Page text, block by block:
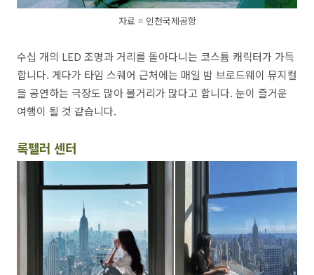
자료 = 인천국제공항
수십 개의 LED 조명과 거리를 돌아다니는 코스튬 캐릭터가 가득
합니다. 게다가 타임 스퀘어 근처에는 매일 밤 브로드웨이 뮤지컬
을 공연하는 극장도 많아 볼거리가 많다고 합니다. 눈이 즐거운
여행이 될 것 같습니다.
록펠러 센터